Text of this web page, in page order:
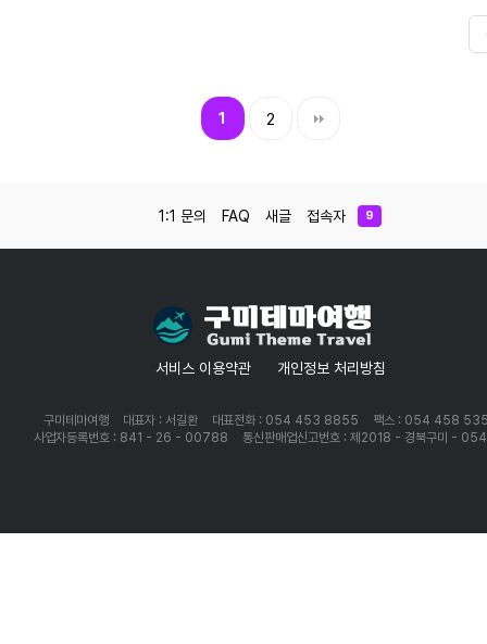
1 2
1:1 문의 FAQ 새글 접속자 9
서비스 이용약관 개인정보 처리방침
구미테마여행 대표자 : 서길환 대표전화 : 054 453 8855
팩스 : 054 458
사업자등록번호 : 841 - 26 - 00788
통신판매업신고번호 : 제2018 - 경북구미 -